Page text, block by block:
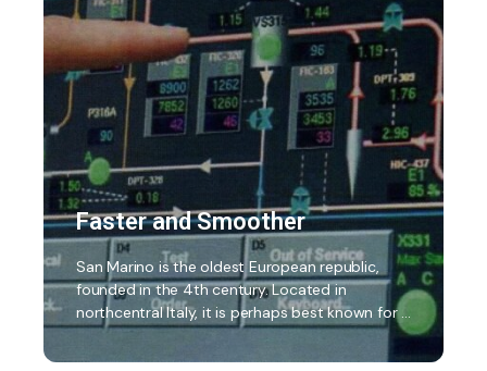
Faster and Smoother
San Marino is the oldest European republic,
founded in the 4th century. Located in
northcentral Italy, it is perhaps best known for …